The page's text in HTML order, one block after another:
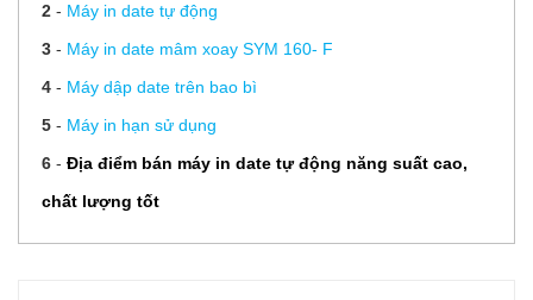
2- Máy in date tự động
3- Máy in date mâm xoay SYM 160- F
4- Máy dập date trên bao bì
5- Máy in hạn sử dụng
6- Địa điểm bán máy in date tự động năng suất cao,
chất lượng tốt